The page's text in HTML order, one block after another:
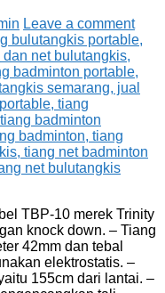
Leave a comment
TBP-10 merek Trinity
knock down. – Tiang
42mm dan tebal
elektrostatis. –
155cm dari lantai. –